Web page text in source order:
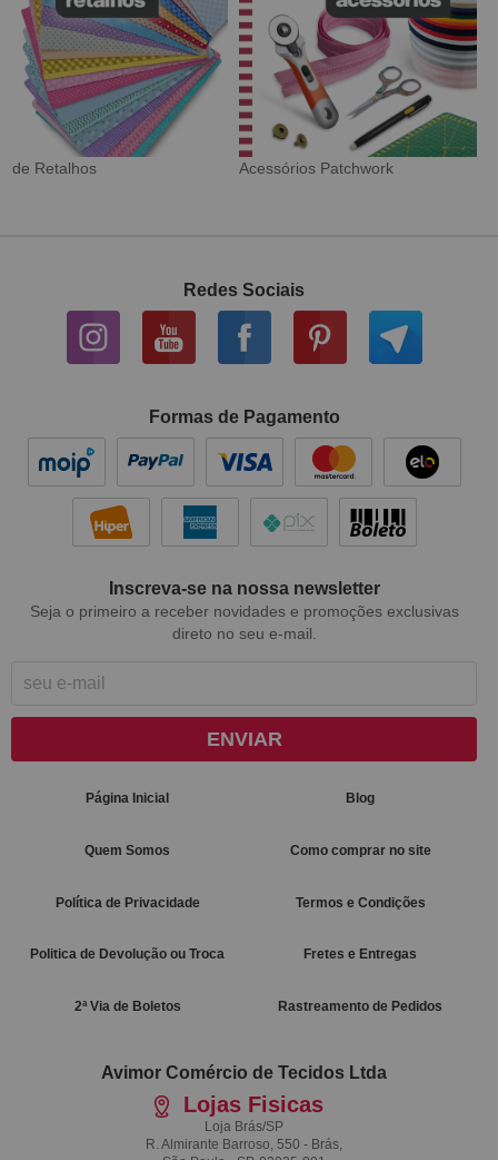
Tecido Digital Sarja Impermeável
Redes Sociais
Formas de Pagamento
Inscreva-se na nossa newsletter
Seja o primeiro a receber novidades e promoções exclusivas
direto no seu e-mail.
ENVIAR
Página Inicial Blog
Quem Somos Como comprar no site
Política de Privacidade Termos e Condições
Politica de Devolução ou Troca Fretes e Entregas
2ª Via de Boletos Rastreamento de Pedidos
Avimor Comércio de Tecidos Ltda
Lojas Fisicas
Loja Brás/SP
R. Almirante Barroso, 550 - Brás,